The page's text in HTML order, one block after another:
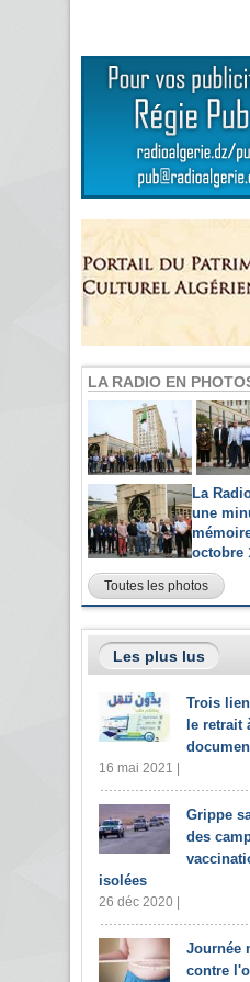
LA RADIO EN
La
une
octobre
Toutes les photos
Les plus lus
Trois
le retrait
16 mai 2021 |
Grippe
des
isolées
26 déc 2020 |
Journée
contre